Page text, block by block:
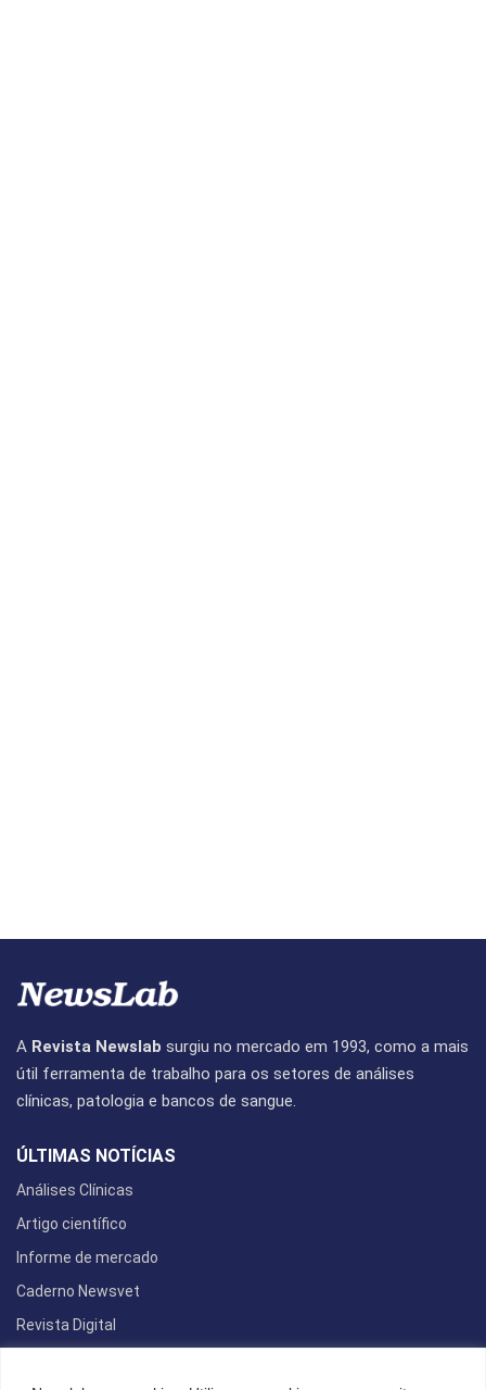
A Revista Newslab surgiu no mercado em 1993, como a mais
útil ferramenta de trabalho para os setores de análises
clínicas, patologia e bancos de sangue.
ÚLTIMAS NOTÍCIAS
Análises Clínicas
Artigo científico
Informe de mercado
Caderno Newsvet
Revista Digital